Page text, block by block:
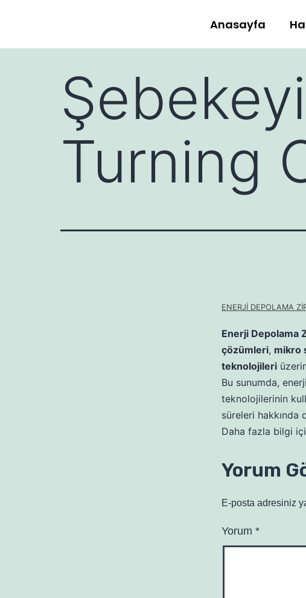
Anasayfa
Turning
ENERJİ DEPOLAMA
Enerji Depolama
çözümleri, mikro
teknolojileri
Bu sunumda,
teknolojilerinin
süreleri hakkında
Daha fazla bilgi
Yorum
E-posta adresiniz
Yorum *